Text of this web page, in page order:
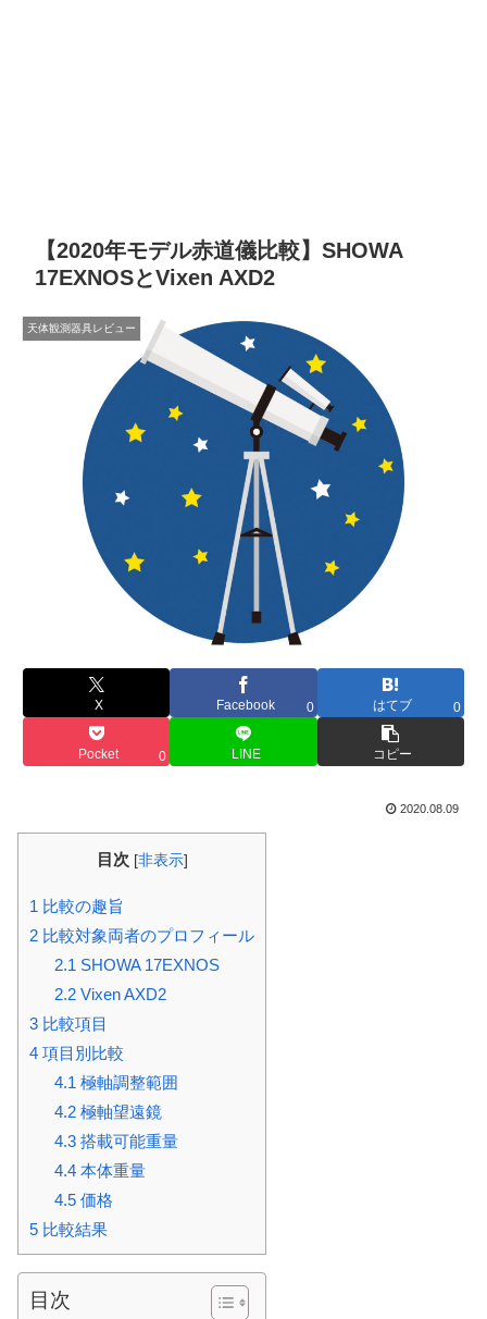
【2020年モデル赤道儀比較】SHOWA
17EXNOSとVixen AXD2
天体観測器具レビュー
X Facebook 0 はてブ 0
Pocket 0 LINE コピー
2020.08.09
目次 [非表示]
1 比較の趣旨
2 比較対象両者のプロフィール
2.1 SHOWA 17EXNOS
2.2Vixen AXD2
3 比較項目
4 項目別比較
4.1 極軸調整範囲
4.2極軸望遠鏡
4.3搭載可能重量
4.4本体重量
4.5価格
5 比較結果
目次